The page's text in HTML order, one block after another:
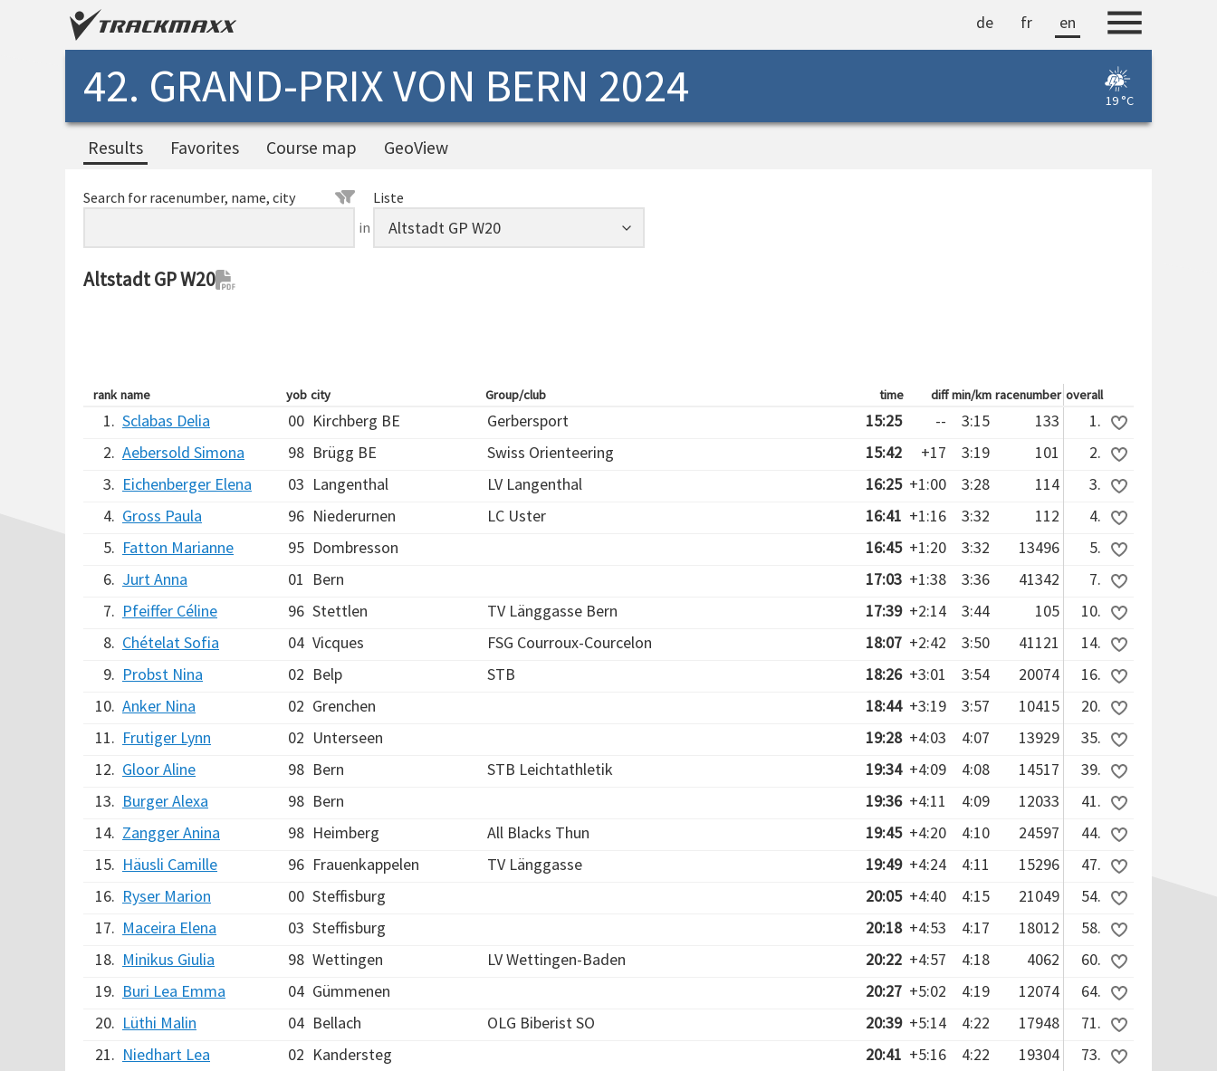
de fr en
42. GRAND-PRIX VON BERN 2024 19 °C
Results Favorites Course map GeoView
Search for racenumber, name, city
in
Liste
Altstadt GP W20
rank name yob city Group/club time diff min/km racenumber overall
1. Sclabas Delia 00 Kirchberg BE Gerbersport 15:25 -- 3:15 133
1.
2. Aebersold Simona 98 Brügg BE Swiss Orienteering 15:42 +17 3:19 101
2.
3. Eichenberger Elena 03 Langenthal LV Langenthal 16:25 +1:00 3:28 114
3.
4. Gross Paula 96 Niederurnen LC Uster 16:41 +1:16 3:32 112
4.
5. Fatton Marianne 95 Dombresson 16:45 +1:20 3:32 13496
5.
6. Jurt Anna 01 Bern 17:03 +1:38 3:36 41342
7.
7. Pfeiffer Céline 96 Stettlen TV Länggasse Bern 17:39 +2:14 3:44 105
10.
8. Chételat Sofia 04 Vicques FSG Courroux-Courcelon 18:07 +2:42 3:50 41121
14.
9. Probst Nina 02 Belp STB 18:26 +3:01 3:54 20074
16.
10. Anker Nina 02 Grenchen 18:44 +3:19 3:57 10415
20.
11. Frutiger Lynn 02 Unterseen 19:28 +4:03 4:07 13929
35.
12. Gloor Aline 98 Bern STB Leichtathletik 19:34 +4:09 4:08 14517
39.
13. Burger Alexa 98 Bern 19:36 +4:11 4:09 12033
41.
14. Zangger Anina 98 Heimberg All Blacks Thun 19:45 +4:20 4:10 24597
44.
15. Häusli Camille 96 Frauenkappelen TV Länggasse 19:49 +4:24 4:11 15296
47.
16. Ryser Marion 00 Steffisburg 20:05 +4:40 4:15 21049
54.
17. Maceira Elena 03 Steffisburg 20:18 +4:53 4:17 18012
58.
18. Minikus Giulia 98 Wettingen LV Wettingen-Baden 20:22 +4:57 4:18 4062
60.
19. Buri Lea Emma 04 Gümmenen 20:27 +5:02 4:19 12074
64.
20. Lüthi Malin 04 Bellach OLG Biberist SO 20:39 +5:14 4:22 17948
71.
21. Niedhart Lea 02 Kandersteg 20:41 +5:16 4:22 19304
73.